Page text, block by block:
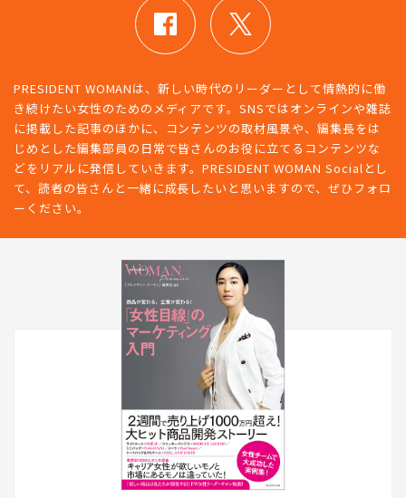
PRESIDENT WOMANは、新しい時代のリーダーとして情熱的に働
き続けたい女性のためのメディアです。SNSではオンラインや雑誌
に掲載した記事のほかに、コンテンツの取材風景や、編集長をは
じめとした編集部員の日常で皆さんのお役に立てるコンテンツな
どをリアルに発信していきます。PRESIDENT WOMAN Socialとし
て、読者の皆さんと一緒に成長したいと思いますので、ぜひフォロ
ーください。